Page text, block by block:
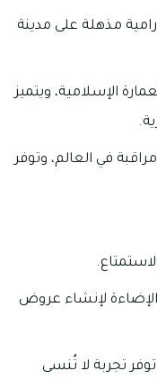
مذهلة على مدينة
الإسلامية، ويتميز
في الطابق 148، وهي أعلى منصة مراقبة في العالم، وتوفر
لإنشاء عروض
تجربة لا تُنسى